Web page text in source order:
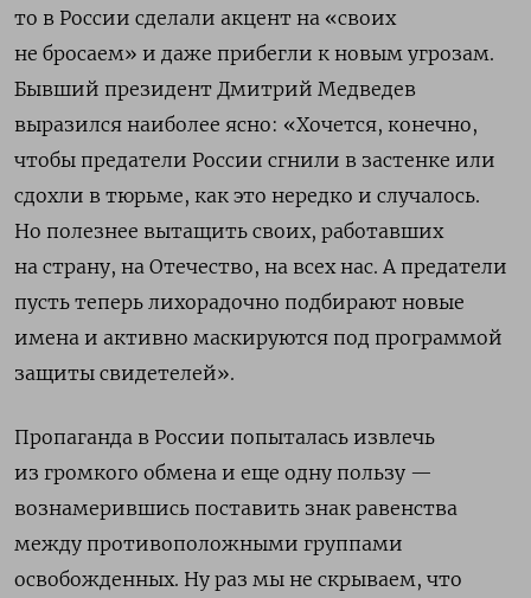
то в России сделали акцент на «своих
не бросаем» и даже прибегли к новым угрозам.
Бывший президент Дмитрий Медведев
выразился наиболее ясно: «Хочется, конечно,
чтобы предатели России сгнили в застенке или
сдохли в тюрьме, как это нередко и случалось.
Но полезнее вытащить своих, работавших
на страну, на Отечество, на всех нас. А предатели
пусть теперь лихорадочно подбирают новые
имена и активно маскируются под программой
защиты свидетелей».
Пропаганда в России попыталась извлечь
из громкого обмена и еще одну пользу —
вознамерившись поставить знак равенства
между противоположными группами
освобожденных. Ну раз мы не скрываем, что